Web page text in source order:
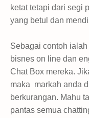
ketat tetapi dari segi
yang betul dan
Sebagai contoh
bisnes on line dan
Chat Box mereka.
maka markah anda
berkurangan. Mahu
pantas semua